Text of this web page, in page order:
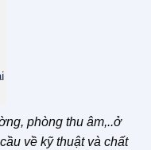
phòng thu âm,..ở
về kỹ thuật và chất